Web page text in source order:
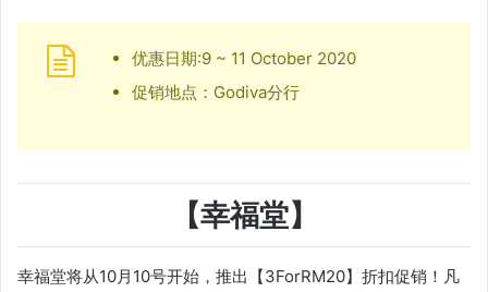
优惠日期:9 ~ 11 October 2020
促销地点：Godiva分行
【幸福堂】
幸福堂将从10月10号开始，推出【3ForRM20】折扣促销！凡